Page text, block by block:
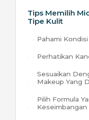
Tips Memilih
Tipe Kulit
Pahami
Perhatikan
Sesuaikan
Makeup Yang
Pilih Formula
Keseimbangan